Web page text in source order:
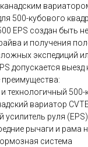
канадским
500-кубового
EPS создан
и получения
экспедиций
допускается
технологичный
вариатор
усилитель руля (EPS)
рычаги и рама
система